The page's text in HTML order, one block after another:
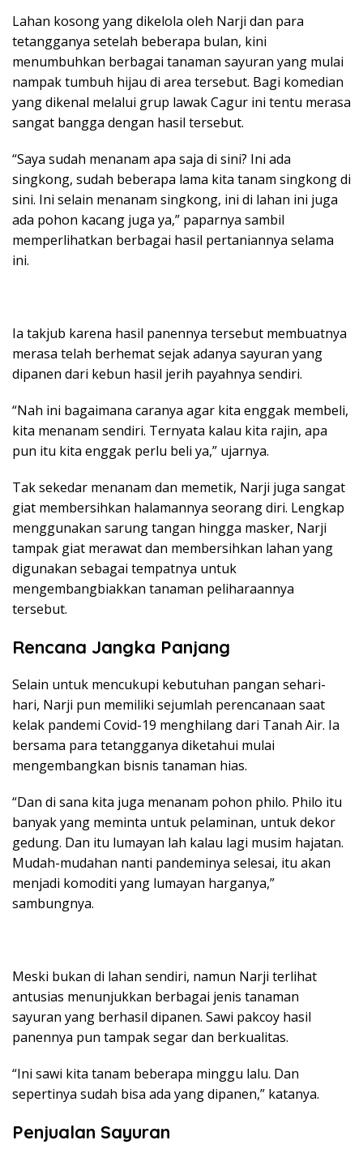
Lahan kosong yang dikelola oleh Narji dan para
tetangganya setelah beberapa bulan, kini
menumbuhkan berbagai tanaman sayuran yang mulai
nampak tumbuh hijau di area tersebut. Bagi komedian
yang dikenal melalui grup lawak Cagur ini tentu merasa
sangat bangga dengan hasil tersebut.
“Saya sudah menanam apa saja di sini? Ini ada
singkong, sudah beberapa lama kita tanam singkong di
sini. Ini selain menanam singkong, ini di lahan ini juga
ada pohon kacang juga ya,” paparnya sambil
memperlihatkan berbagai hasil pertaniannya selama
ini.
Ia takjub karena hasil panennya tersebut membuatnya
merasa telah berhemat sejak adanya sayuran yang
dipanen dari kebun hasil jerih payahnya sendiri.
“Nah ini bagaimana caranya agar kita enggak membeli,
kita menanam sendiri. Ternyata kalau kita rajin, apa
pun itu kita enggak perlu beli ya,” ujarnya.
Tak sekedar menanam dan memetik, Narji juga sangat
giat membersihkan halamannya seorang diri. Lengkap
menggunakan sarung tangan hingga masker, Narji
tampak giat merawat dan membersihkan lahan yang
digunakan sebagai tempatnya untuk
mengembangbiakkan tanaman peliharaannya
tersebut.
Rencana Jangka Panjang
Selain untuk mencukupi kebutuhan pangan sehari-
hari, Narji pun memiliki sejumlah perencanaan saat
kelak pandemi Covid-19 menghilang dari Tanah Air. Ia
bersama para tetangganya diketahui mulai
mengembangkan bisnis tanaman hias.
“Dan di sana kita juga menanam pohon philo. Philo itu
banyak yang meminta untuk pelaminan, untuk dekor
gedung. Dan itu lumayan lah kalau lagi musim hajatan.
Mudah-mudahan nanti pandeminya selesai, itu akan
menjadi komoditi yang lumayan harganya,”
sambungnya.
Meski bukan di lahan sendiri, namun Narji terlihat
antusias menunjukkan berbagai jenis tanaman
sayuran yang berhasil dipanen. Sawi pakcoy hasil
panennya pun tampak segar dan berkualitas.
“Ini sawi kita tanam beberapa minggu lalu. Dan
sepertinya sudah bisa ada yang dipanen,” katanya.
Penjualan Sayuran